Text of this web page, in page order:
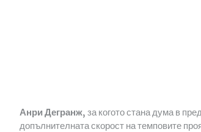
Анри Дегранж, за когото стана дума в
допълнителната скорост на темповите